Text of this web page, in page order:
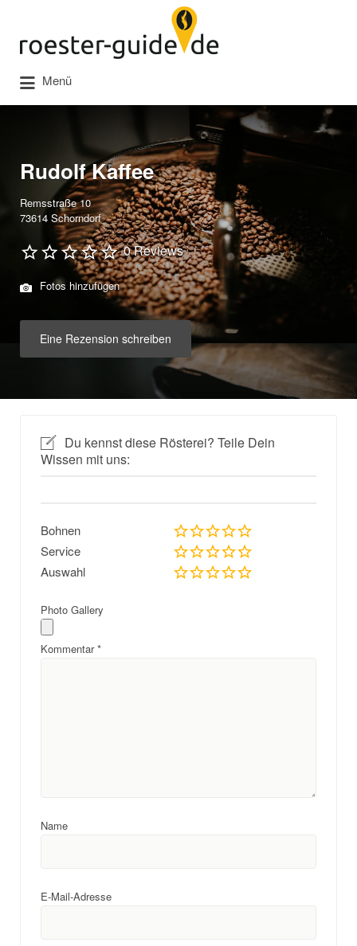
Menü
Rudolf Kaffee
Remsstraße 10
73614 Schorndorf
0 Reviews
Fotos hinzufügen
Eine Rezension schreiben
Du kennst diese Rösterei? Teile Dein
Wissen mit uns:
Bohnen
Service
Auswahl
Photo Gallery
Kommentar*
Name
E-Mail-Adresse